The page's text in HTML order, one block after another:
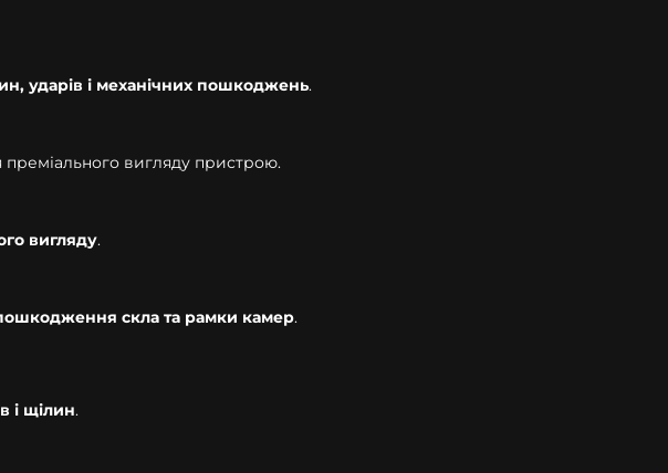
ударів і механічних пошкоджень.
вигляду пристрою.
вигляду.
скла та рамки камер.
і щілин.